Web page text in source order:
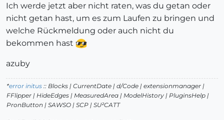
Ich werde jetzt aber nicht raten, was du getan oder
nicht getan hast, um es zum Laufen zu bringen und
welche Rückmeldung oder auch nicht du
bekommen hast
azuby
*error initus :: Blocks | CurrentDate | d/Code | extensionmanager |
FFlipper | HideEdges | MeasuredArea | ModelHistory | PluginsHelp |
PronButton | SAWSO | SCP | SU²CATT